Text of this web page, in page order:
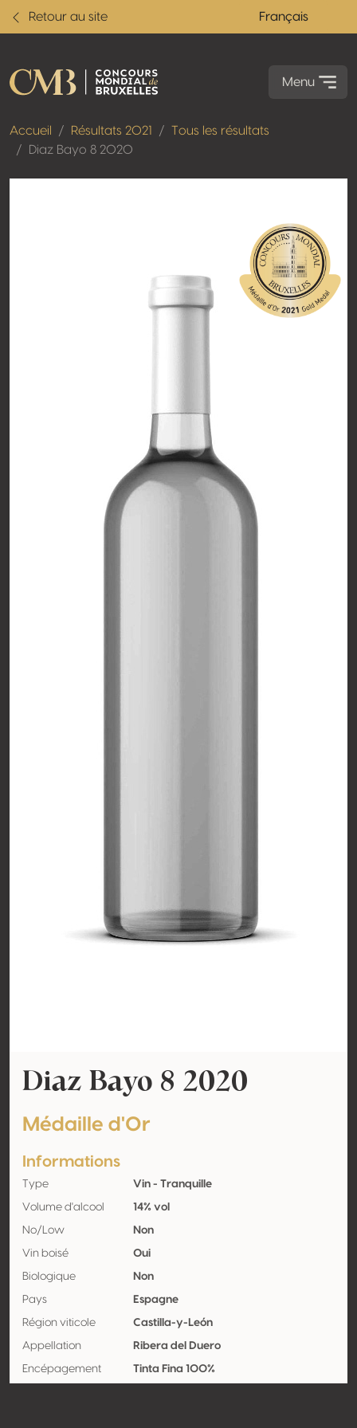
Retour au site Français
Menu
Accueil Résultats 2021
Tous les résultats
Diaz Bayo 8 2020
Diaz Bayo 8 2020
Médaille d'Or
Informations
Type Vin - Tranquille
Volume d'alcool 14% vol
No/Low Non
Vin boisé Oui
Biologique Non
Pays Espagne
Région viticole Castilla-y-León
Appellation Ribera del Duero
Encépagement Tinta Fina 100%